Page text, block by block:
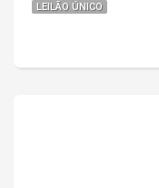
LEILÃO ÚNICO